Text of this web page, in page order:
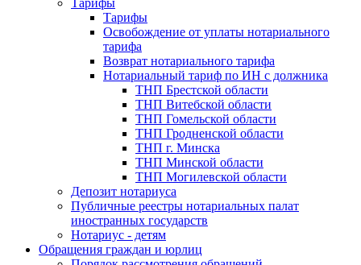
Тарифы
Тарифы
Освобождение от уплаты нотариального
тарифа
Возврат нотариального тарифа
Нотариальный тариф по ИН с должника
ТНП Брестской области
ТНП Витебской области
ТНП Гомельской области
ТНП Гродненской области
ТНП г. Минска
ТНП Минской области
ТНП Могилевской области
Депозит нотариуса
Публичные реестры нотариальных палат
иностранных государств
Нотариус - детям
Обращения граждан и юрлиц